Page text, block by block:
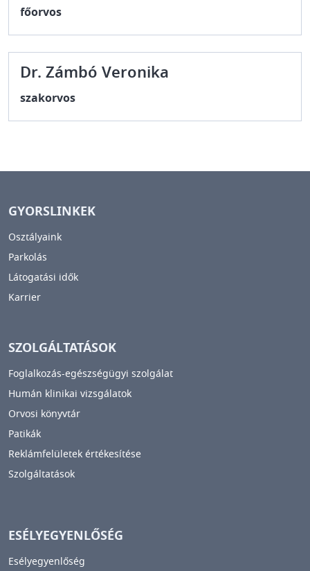
főorvos
Dr. Zámbó Veronika
szakorvos
GYORSLINKEK
Osztályaink
Parkolás
Látogatási idők
Karrier
SZOLGÁLTATÁSOK
Foglalkozás-egészségügyi szolgálat
Humán klinikai vizsgálatok
Orvosi könyvtár
Patikák
Reklámfelületek értékesítése
Szolgáltatások
ESÉLYEGYENLŐSÉG
Esélyegyenlőség